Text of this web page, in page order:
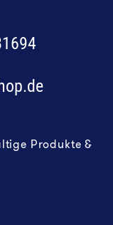
Produkte &